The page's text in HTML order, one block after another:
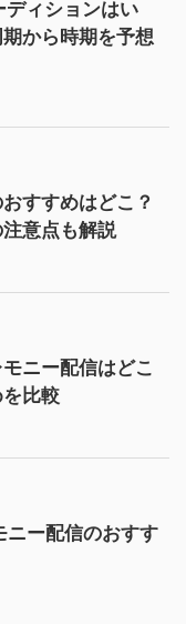
ィションはい
から時期を予想
すすめはどこ？
意点も解説
ニー配信はどこ
比較
ニー配信のおすす